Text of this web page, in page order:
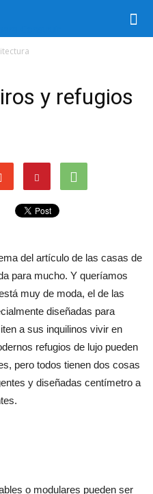
y refugios
del artículo de las casas de
para mucho. Y queríamos
muy de moda, el de las
diseñadas para
a sus inquilinos vivir en
refugios de lujo pueden
pero todos tienen dos cosas
y diseñadas centímetro a
o modulares pueden ser